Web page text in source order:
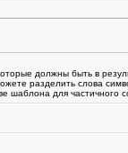
должны быть в
разделить слова
шаблона для частичного